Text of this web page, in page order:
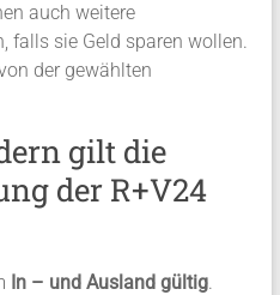
auch weitere
falls sie Geld sparen wollen.
der gewählten
gilt die
der R+V24
In – und Ausland gültig.